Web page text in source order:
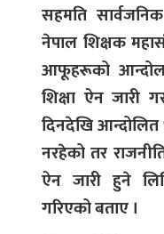
सहमति
नेपाल शिक्षक
आफूहरूको
शिक्षा ऐन जारी
दिनदेखि
नरहेको तर
ऐन जारी हुने
गरिएको बताए ।